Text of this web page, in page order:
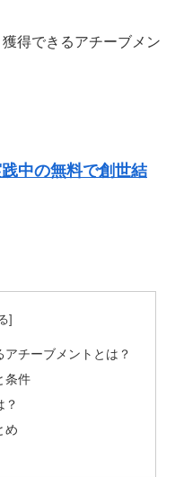
得できるアチーブメン
中の無料で創世結
アチーブメントとは？
条件
？
め